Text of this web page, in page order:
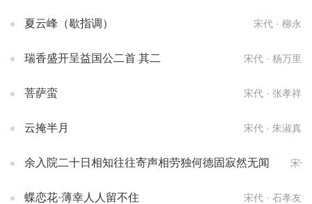
夏云峰（歇指调） 宋代 · 柳永
瑞香盛开呈益国公二首 其二 宋代 · 杨万里
菩萨蛮 宋代 · 张孝祥
云掩半月 宋代 · 朱淑真
余入院二十日相知往往寄声相劳独何德固寂然无闻 宋代
蝶恋花·薄幸人人留不住 宋代 · 石孝友